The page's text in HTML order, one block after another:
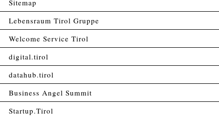
Sitemap
Lebensraum Tirol Gruppe
Welcome Service Tirol
digital.tirol
datahub.tirol
Business Angel Summit
Startup.Tirol